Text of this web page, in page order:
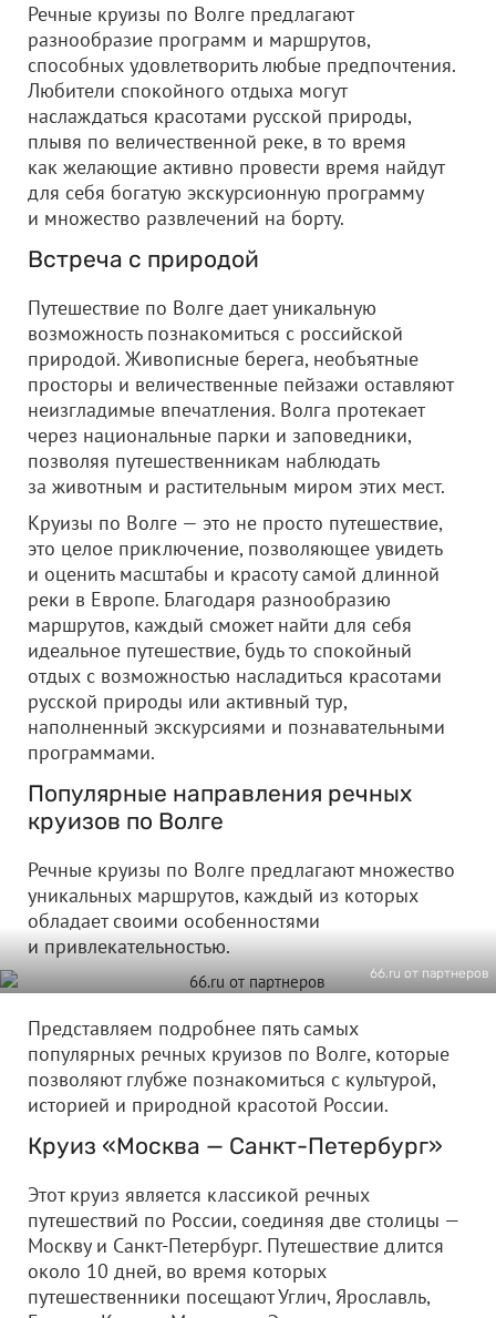
Речные круизы по Волге предлагают
разнообразие программ и маршрутов,
способных удовлетворить любые предпочтения.
Любители спокойного отдыха могут
наслаждаться красотами русской природы,
плывя по величественной реке, в то время
как желающие активно провести время найдут
для себя богатую экскурсионную программу
и множество развлечений на борту.
Встреча с природой
Путешествие по Волге дает уникальную
возможность познакомиться с российской
природой. Живописные берега, необъятные
просторы и величественные пейзажи оставляют
неизгладимые впечатления. Волга протекает
через национальные парки и заповедники,
позволяя путешественникам наблюдать
за животным и растительным миром этих мест.
Круизы по Волге — это не просто путешествие,
это целое приключение, позволяющее увидеть
и оценить масштабы и красоту самой длинной
реки в Европе. Благодаря разнообразию
маршрутов, каждый сможет найти для себя
идеальное путешествие, будь то спокойный
отдых с возможностью насладиться красотами
русской природы или активный тур,
наполненный экскурсиями и познавательными
программами.
Популярные направления речных
круизов по Волге
Речные круизы по Волге предлагают множество
уникальных маршрутов, каждый из которых
обладает своими особенностями
и привлекательностью.
66.ru от партнеров
Представляем подробнее пять самых
популярных речных круизов по Волге, которые
позволяют глубже познакомиться с культурой,
историей и природной красотой России.
Круиз «Москва — Санкт-Петербург»
Этот круиз является классикой речных
путешествий по России, соединяя две столицы —
Москву и Санкт-Петербург. Путешествие длится
около 10 дней, во время которых
путешественники посещают Углич, Ярославль,